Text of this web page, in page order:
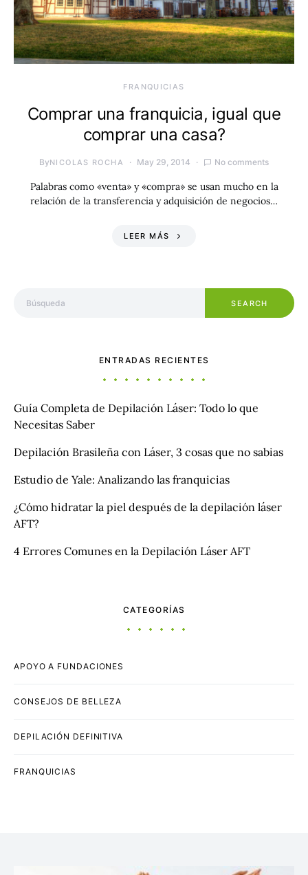
FRANQUICIAS
Comprar una franquicia, igual que
comprar una casa?
ByNICOLAS ROCHA May 29, 2014 No comments
Palabras como «venta» y «compra» se usan mucho en la
relación de la transferencia y adquisición de negocios…
LEER MÁS
SEARCH
ENTRADAS RECIENTES
Guía Completa de Depilación Láser: Todo lo que
Necesitas Saber
Depilación Brasileña con Láser, 3 cosas que no sabias
Estudio de Yale: Analizando las franquicias
¿Cómo hidratar la piel después de la depilación láser
AFT?
4 Errores Comunes en la Depilación Láser AFT
CATEGORÍAS
APOYO A FUNDACIONES
CONSEJOS DE BELLEZA
DEPILACIÓN DEFINITIVA
FRANQUICIAS